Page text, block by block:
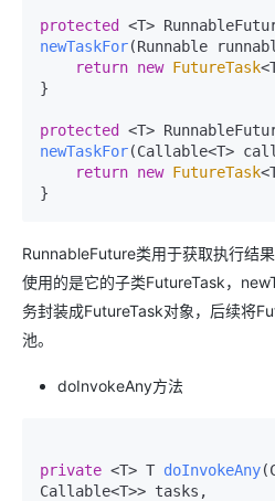
protected
newTaskFor(Runnable
return new FutureTask
}
protected
newTaskFor(Callable<T>
return new FutureTask
}
RunnableFuture类用于获取执行结
使用的是它的子类FutureTask，
务封装成FutureTask对象，后续将
池。
doInvokeAny方法
private <T> T doInvokeAny
Callable<T>> tasks,